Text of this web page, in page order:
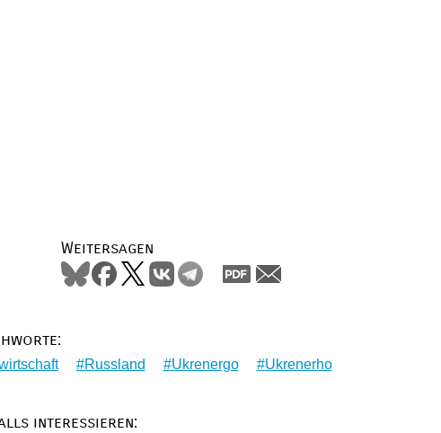
Weitersagen
Russland Ukrenergo Ukrenerho
interessieren: